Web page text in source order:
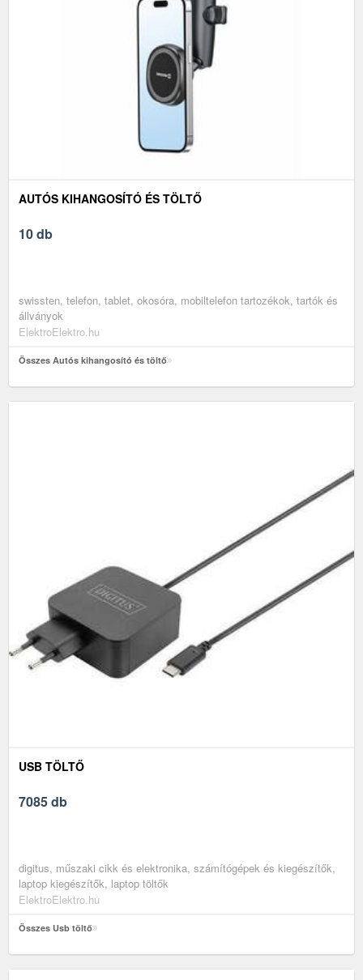
AUTÓS KIHANGOSÍTÓ ÉS TÖLTŐ
10 db
swissten, telefon, tablet, okosóra, mobiltelefon tartozékok, tartók és
állványok
ElektroElektro.hu
Összes Autós kihangosító és töltő
USB TÖLTŐ
7085 db
digitus, műszaki cikk és elektronika, számítógépek és kiegészítők,
laptop kiegészítők, laptop töltők
ElektroElektro.hu
Összes Usb töltő